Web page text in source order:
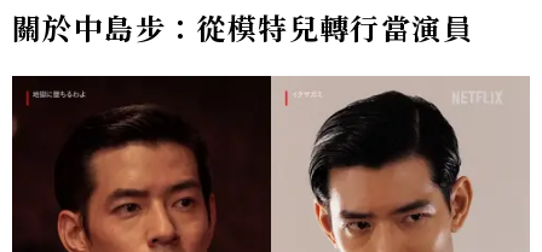
關於中島步：從模特兒轉行當演員